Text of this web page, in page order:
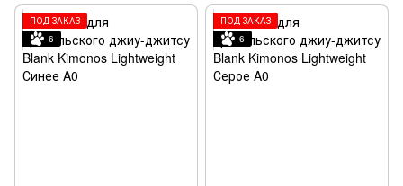
ПОД ЗАКАЗ
6
ПОД ЗАКАЗ
6